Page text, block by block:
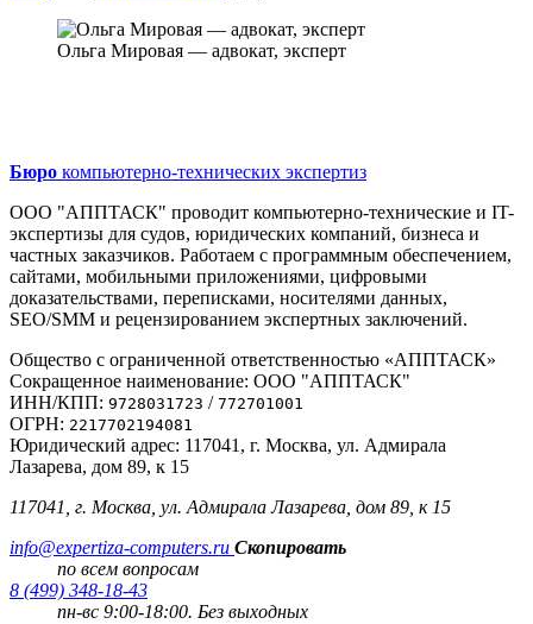
Ольга Мировая — адвокат, эксперт
Бюро компьютерно-технических экспертиз
ООО "АППТАСК" проводит компьютерно-технические и IT-
экспертизы для судов, юридических компаний, бизнеса и
частных заказчиков. Работаем с программным обеспечением,
сайтами, мобильными приложениями, цифровыми
доказательствами, переписками, носителями данных,
SEO/SMM и рецензированием экспертных заключений.
Общество с ограниченной ответственностью «АППТАСК»
Сокращенное наименование: ООО "АППТАСК"
ИНН/КПП: 9728031723 / 772701001
ОГРН: 2217702194081
Юридический адрес: 117041, г. Москва, ул. Адмирала
Лазарева, дом 89, к 15
117041, г. Москва, ул. Адмирала Лазарева, дом 89, к 15
info@expertiza-computers.ru Скопировать
по всем вопросам
8 (499) 348-18-43
пн-вс 9:00-18:00. Без выходных